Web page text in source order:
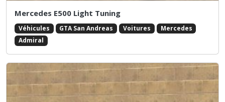
Mercedes E500 Light Tuning
Véhicules GTA San Andreas Voitures
Mercedes
Admiral